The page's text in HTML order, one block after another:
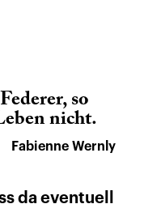
so
nicht.
Fabienne Wernly
da eventuell